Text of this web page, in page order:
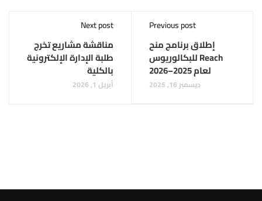
Previous post
إطلاق برنامج منح
Reach للبكالوريوس
لعام 2025–2026
ديسمبر 16, 2025
Next post
مناقشة مشاريع تخرج
طلبة الإدارة الإلكترونية
بالكلية
أبريل 1, 2026